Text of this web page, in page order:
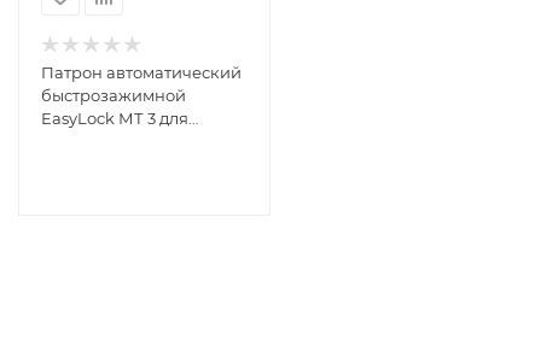
Патрон автоматический
быстрозажимной
EasyLock МТ 3 для